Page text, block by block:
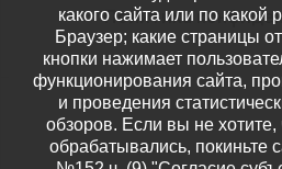
Политика
какого сайта или по
Браузер; какие страницы
кнопки нажимает
функционирования сайта,
и проведения
обзоров. Если вы не
обрабатывались, покиньте